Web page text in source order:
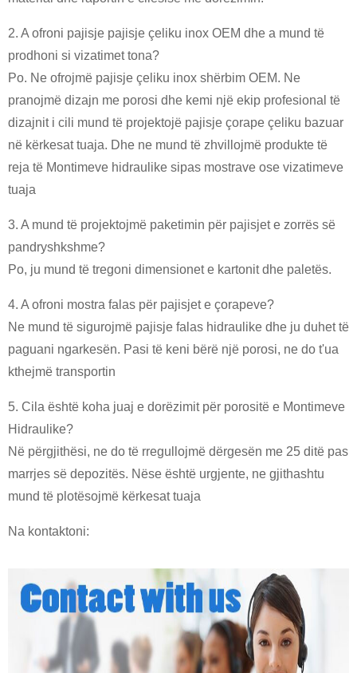
2. A ofroni pajisje pajisje çeliku inox OEM dhe a mund të
prodhoni si vizatimet tona?
Po. Ne ofrojmë pajisje çeliku inox shërbim OEM. Ne
pranojmë dizajn me porosi dhe kemi një ekip profesional të
dizajnit i cili mund të projektojë pajisje çorape çeliku bazuar
në kërkesat tuaja. Dhe ne mund të zhvillojmë produkte të
reja të Montimeve hidraulike sipas mostrave ose vizatimeve
tuaja
3. A mund të projektojmë paketimin për pajisjet e zorrës së
pandryshkshme?
Po, ju mund të tregoni dimensionet e kartonit dhe paletës.
4. A ofroni mostra falas për pajisjet e çorapeve?
Ne mund të sigurojmë pajisje falas hidraulike dhe ju duhet të
paguani ngarkesën. Pasi të keni bërë një porosi, ne do t'ua
kthejmë transportin
5. Cila është koha juaj e dorëzimit për porositë e Montimeve
Hidraulike?
Në përgjithësi, ne do të rregullojmë dërgesën me 25 ditë pas
marrjes së depozitës. Nëse është urgjente, ne gjithashtu
mund të plotësojmë kërkesat tuaja
Na kontaktoni: